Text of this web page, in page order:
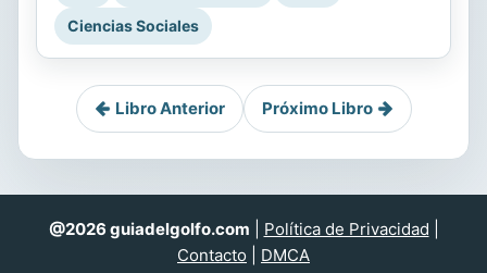
Ciencias Sociales
Libro Anterior Próximo Libro
@2026 guiadelgolfo.com Política de Privacidad
Contacto
DMCA